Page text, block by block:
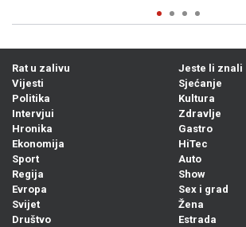
Rat u zalivu
Vijesti
Politika
Intervjui
Hronika
Ekonomija
Sport
Regija
Evropa
Svijet
Društvo
Jeste li znali
Sjećanje
Kultura
Zdravlje
Gastro
HiTec
Auto
Show
Sex i grad
Žena
Estrada